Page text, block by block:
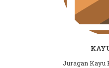
Juragan Kayu